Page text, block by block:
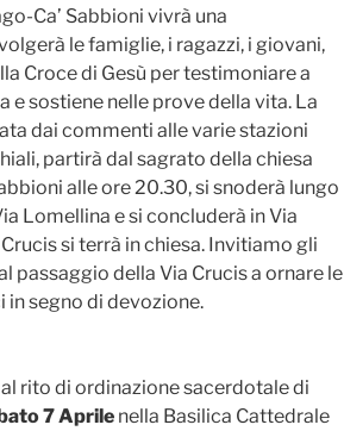
Ca’ Sabbioni vivrà una
le famiglie, i ragazzi, i giovani,
Croce di Gesù per testimoniare a
e sostiene nelle prove della vita. La
dai commenti alle varie stazioni
partirà dal sagrato della chiesa
alle ore 20.30, si snoderà lungo
Lomellina e si concluderà in Via
si terrà in chiesa. Invitiamo gli
passaggio della Via Crucis a ornare le
in segno di devozione.
rito di ordinazione sacerdotale di
7 Aprile nella Basilica Cattedrale